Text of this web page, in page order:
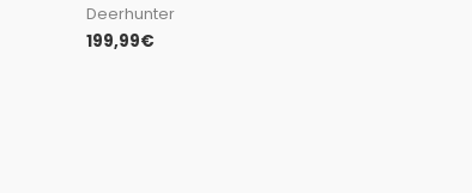
Deerhunter
199,99€